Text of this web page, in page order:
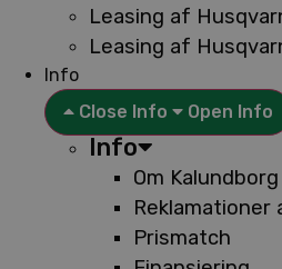
Leasing af
Leasing af
Info
Close Info
Open Info
Info
Om
Reklamationer
Prismatch